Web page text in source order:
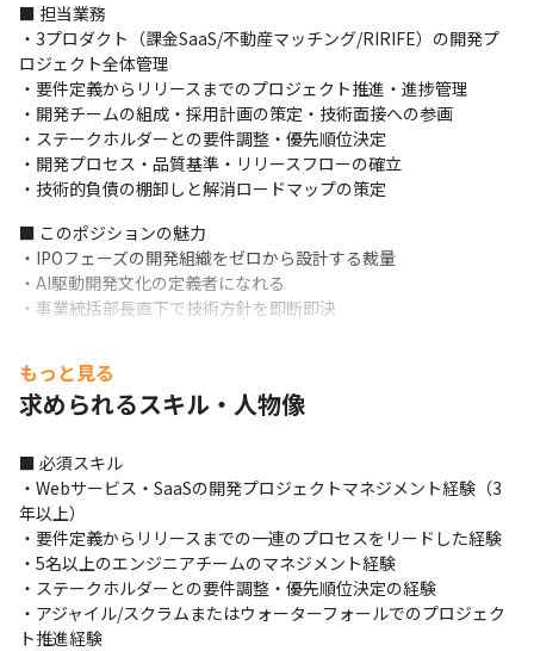
■ 担当業務
・3プロダクト（課金SaaS/不動産マッチング/RIRIFE）の開発プ
ロジェクト全体管理
・要件定義からリリースまでのプロジェクト推進・進捗管理
・開発チームの組成・採用計画の策定・技術面接への参画
・ステークホルダーとの要件調整・優先順位決定
・開発プロセス・品質基準・リリースフローの確立
・技術的負債の棚卸しと解消ロードマップの策定
■ このポジションの魅力
・IPOフェーズの開発組織をゼロから設計する裁量
・AI駆動開発文化の定義者になれる
・事業統括部長直下で技術方針を即断即決
・チーム：エンジニア5名（年内に15名体制へ）
・コミュニケーション：Slack, Notion, Backlog
もっと見る
求められるスキル・人物像
■ 必須スキル
・Webサービス・SaaSの開発プロジェクトマネジメント経験（3
年以上）
・要件定義からリリースまでの一連のプロセスをリードした経験
・5名以上のエンジニアチームのマネジメント経験
・ステークホルダーとの要件調整・優先順位決定の経験
・アジャイル/スクラムまたはウォーターフォールでのプロジェク
ト推進経験